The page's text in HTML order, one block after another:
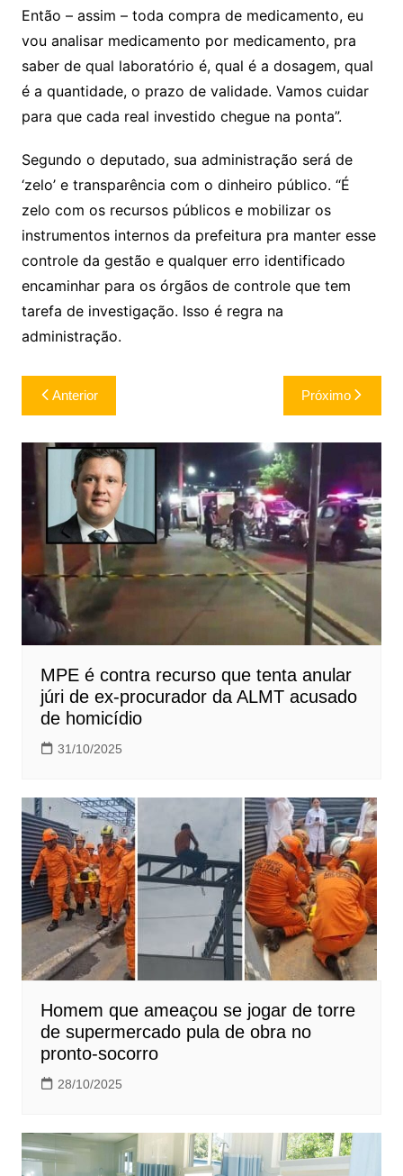
Então – assim – toda compra de medicamento, eu
vou analisar medicamento por medicamento, pra
saber de qual laboratório é, qual é a dosagem, qual
é a quantidade, o prazo de validade. Vamos cuidar
para que cada real investido chegue na ponta”.
Segundo o deputado, sua administração será de
‘zelo’ e transparência com o dinheiro público. “É
zelo com os recursos públicos e mobilizar os
instrumentos internos da prefeitura pra manter esse
controle da gestão e qualquer erro identificado
encaminhar para os órgãos de controle que tem
tarefa de investigação. Isso é regra na
administração.
Navegação
de
Post
Anterior Próximo
MPE é contra recurso que tenta anular
júri de ex-procurador da ALMT acusado
de homicídio
31/10/2025
Homem que ameaçou se jogar de torre
de supermercado pula de obra no
pronto-socorro
28/10/2025